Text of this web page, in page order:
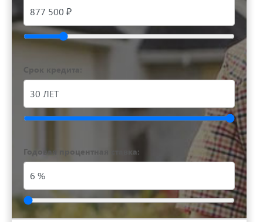
Годовая процентная ставка: